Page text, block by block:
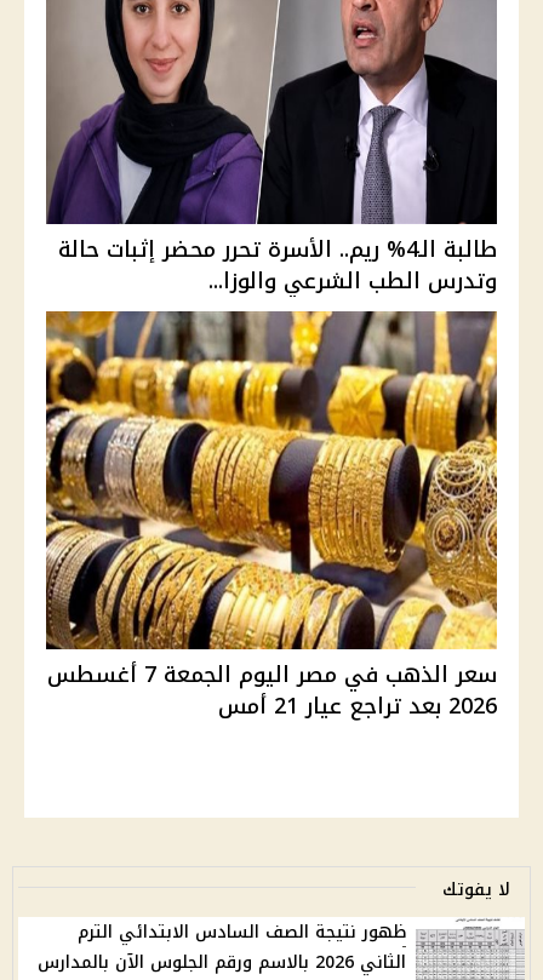
طالبة الـ4% ريم.. الأسرة تحرر محضر إثبات حالة
وتدرس الطب الشرعي والوزا...
سعر الذهب في مصر اليوم الجمعة 7 أغسطس
2026 بعد تراجع عيار 21 أمس
لا يفوتك
ظهور نتيجة الصف السادس الابتدائي الترم
الثاني 2026 بالاسم ورقم الجلوس الآن بالمدارس